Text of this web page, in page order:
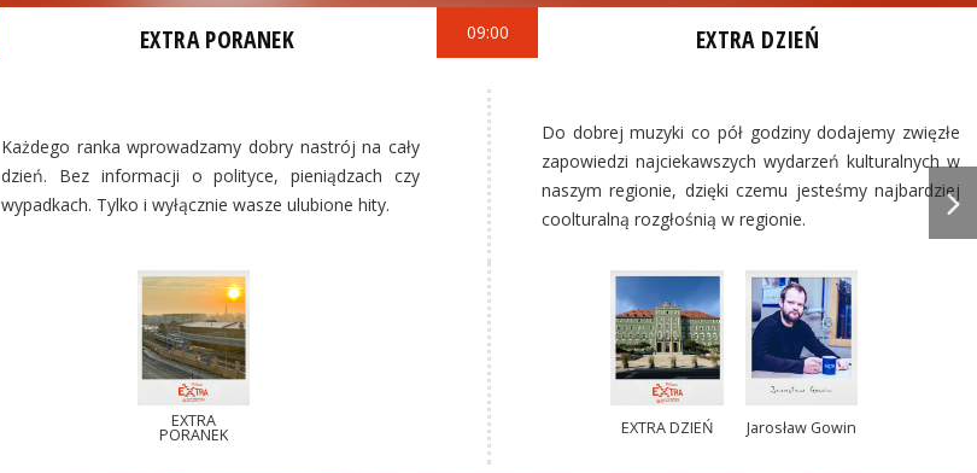
EXTRA PORANEK
Każdego ranka wprowadzamy dobry nastrój na cały
dzień. Bez informacji o polityce, pieniądzach czy
wypadkach. Tylko i wyłącznie wasze ulubione hity.
EXTRA
PORANEK
09:00 EXTRA DZIEŃ
Do dobrej muzyki co pół godziny dodajemy zwięzłe
zapowiedzi najciekawszych wydarzeń kulturalnych w
naszym regionie, dzięki czemu jesteśmy najbardziej
coolturalną rozgłośnią w regionie.
EXTRA DZIEŃ Jarosław Gowin